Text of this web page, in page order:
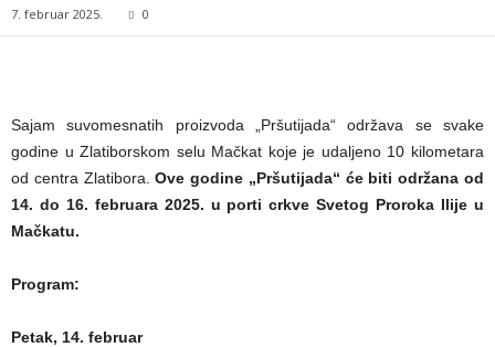
7. februar 2025. 0
Sajam suvomesnatih proizvoda „Pršutijada“ održava se svake
godine u Zlatiborskom selu Mačkat koje je udaljeno 10 kilometara
od centra Zlatibora. Ove godine „Pršutijada“ će biti održana od
14. do 16. februara 2025. u porti crkve Svetog Proroka Ilije u
Mačkatu.
Program:
Petak, 14. februar